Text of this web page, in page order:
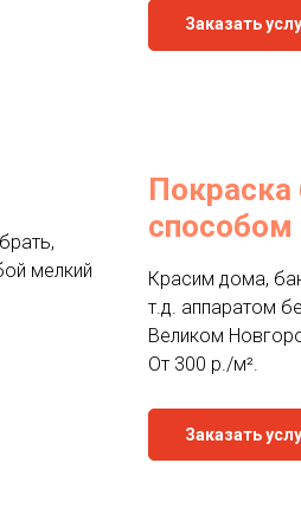
Заказать
мелкий
способом
Красим дома,
т.д. аппаратом
Великом
От 300 р./м².
Заказать